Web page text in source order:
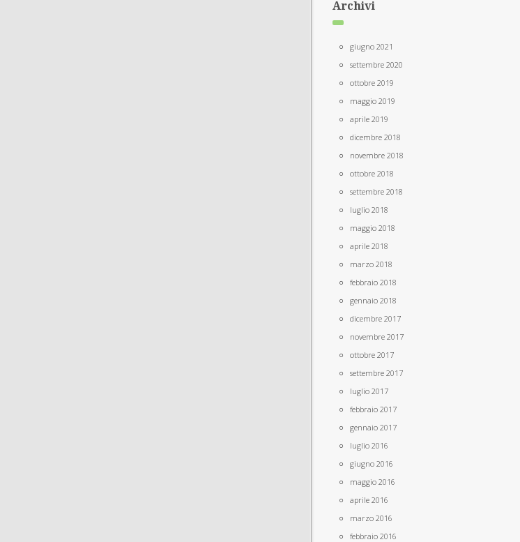
Archivi
giugno 2021
settembre 2020
ottobre 2019
maggio 2019
aprile 2019
dicembre 2018
novembre 2018
ottobre 2018
settembre 2018
luglio 2018
maggio 2018
aprile 2018
marzo 2018
febbraio 2018
gennaio 2018
dicembre 2017
novembre 2017
ottobre 2017
settembre 2017
luglio 2017
febbraio 2017
gennaio 2017
luglio 2016
giugno 2016
maggio 2016
aprile 2016
marzo 2016
febbraio 2016